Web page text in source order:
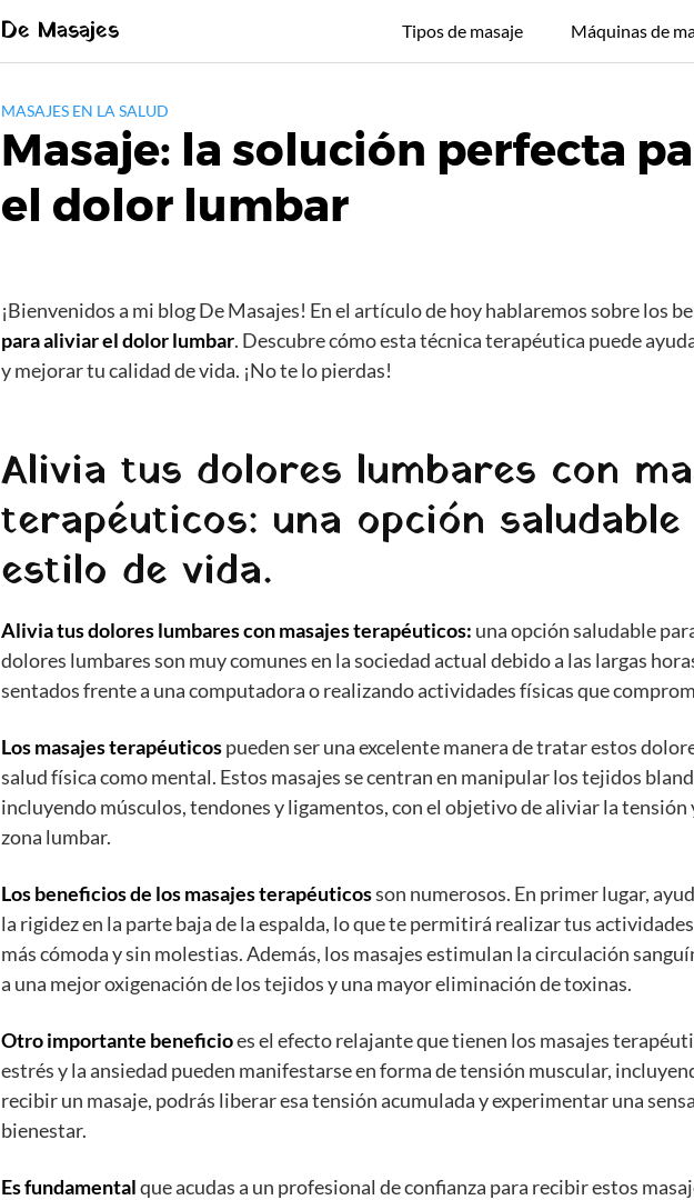
De Masajes Tipos de masaje Máquinas de
MASAJES EN LA SALUD
Masaje: la solución perfecta
el dolor lumbar
¡Bienvenidos a mi blog De Masajes! En el artículo de hoy hablaremos sobre los
para aliviar el dolor lumbar. Descubre cómo esta técnica terapéutica puede
y mejorar tu calidad de vida. ¡No te lo pierdas!
Alivia tus dolores lumbares con
terapéuticos: una opción
estilo de vida.
Alivia tus dolores lumbares con masajes terapéuticos: una opción saludable
dolores lumbares son muy comunes en la sociedad actual debido a las largas
sentados frente a una computadora o realizando actividades físicas que
Los masajes terapéuticospueden ser una excelente manera de tratar estos
salud física como mental. Estos masajes se centran en manipular los tejidos
incluyendo músculos, tendones y ligamentos, con el objetivo de aliviar la tensión
zona lumbar.
Los beneficios de los masajes terapéuticosson numerosos. En primer lugar,
la rigidez en la parte baja de la espalda, lo que te permitirá realizar tus
más cómoda y sin molestias. Además, los masajes estimulan la circulación
a una mejor oxigenación de los tejidos y una mayor eliminación de toxinas.
Otro importante beneficioes el efecto relajante que tienen los masajes
estrés y la ansiedad pueden manifestarse en forma de tensión muscular,
recibir un masaje, podrás liberar esa tensión acumulada y experimentar una
bienestar.
Es fundamentalque acudas a un profesional de confianza para recibir estos